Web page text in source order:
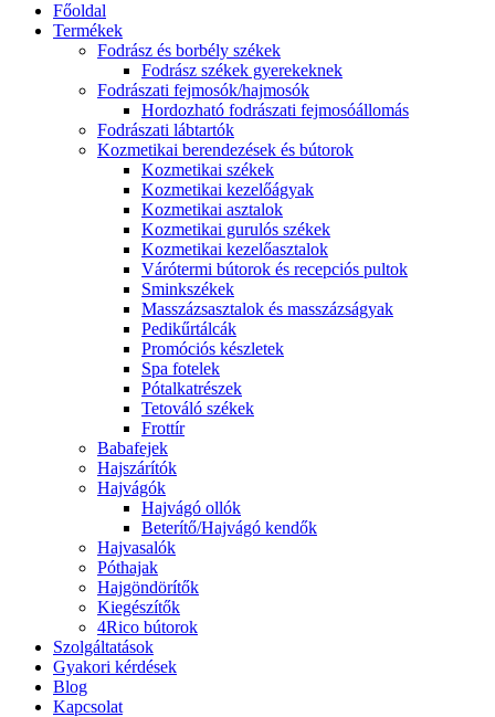
Főoldal
Termékek
Fodrász és borbély székek
Fodrász székek gyerekeknek
Fodrászati fejmosók/hajmosók
Hordozható fodrászati fejmosóállomás
Fodrászati lábtartók
Kozmetikai berendezések és bútorok
Kozmetikai székek
Kozmetikai kezelőágyak
Kozmetikai asztalok
Kozmetikai gurulós székek
Kozmetikai kezelőasztalok
Várótermi bútorok és recepciós pultok
Sminkszékek
Masszázsasztalok és masszázságyak
Pedikűrtálcák
Promóciós készletek
Spa fotelek
Pótalkatrészek
Tetováló székek
Frottír
Babafejek
Hajszárítók
Hajvágók
Hajvágó ollók
Beterítő/Hajvágó kendők
Hajvasalók
Póthajak
Hajgöndörítők
Kiegészítők
4Rico bútorok
Szolgáltatások
Gyakori kérdések
Blog
Kapcsolat